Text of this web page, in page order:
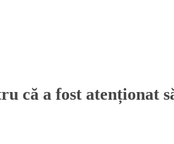
că a fost atenționat